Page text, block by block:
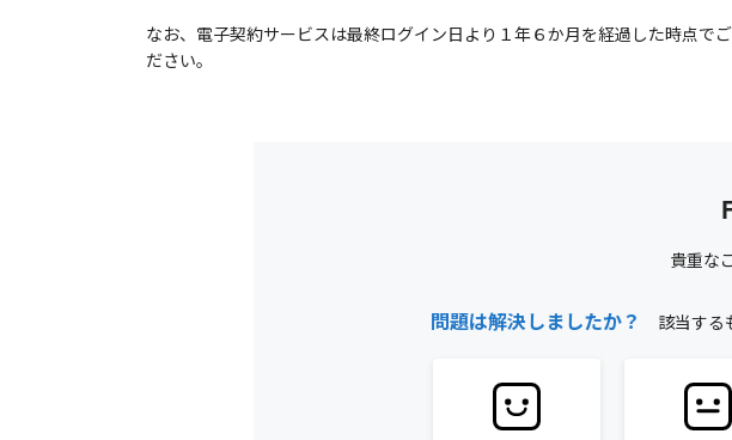
なお、電子契約サービスは最終ログイン日より１年６か月を経過した時点で
ださい。
貴重な
問題は解決しましたか？ 該当する